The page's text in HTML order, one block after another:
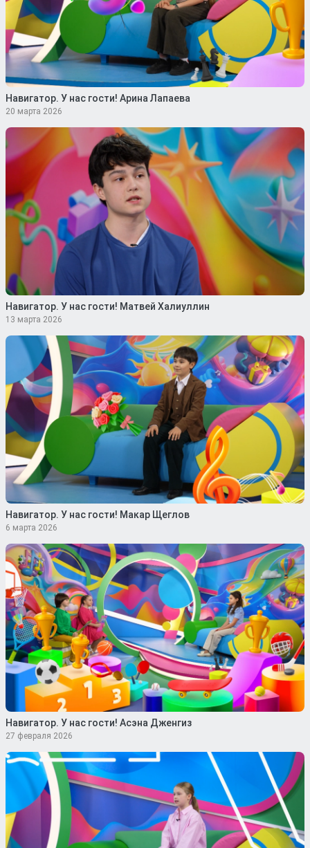
Навигатор. У нас гости! Арина Лапаева
20 марта 2026
Навигатор. У нас гости! Матвей Халиуллин
13 марта 2026
Навигатор. У нас гости! Макар Щеглов
6 марта 2026
Навигатор. У нас гости! Асэна Дженгиз
27 февраля 2026